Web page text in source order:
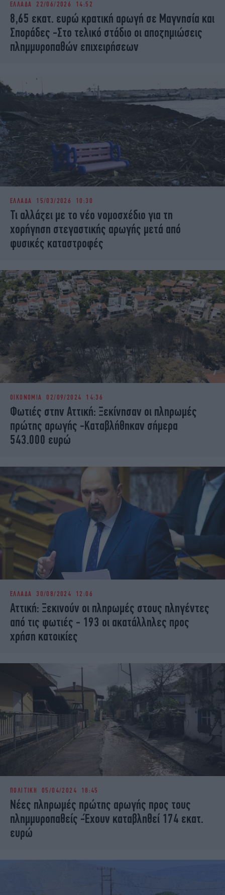
iBOOKS
OSCARS
THE OCEAN
MEDIA
ELAMEFORA
ΕΛΛΑΔΑ 22/06/2026 14:52
8,65 εκατ. ευρώ κρατική αρωγή σε Μαγνησία και
Σποράδες -Στο τελικό στάδιο οι αποζημιώσεις
πλημμυροπαθών επιχειρήσεων
ΕΛΛΑΔΑ 15/03/2026 10:30
Τι αλλάζει με το νέο νομοσχέδιο για τη
χορήγηση στεγαστικής αρωγής μετά από
φυσικές καταστροφές
ΟΙΚΟΝΟΜΙΑ 02/09/2024 14:36
Φωτιές στην Αττική: Ξεκίνησαν οι πληρωμές
πρώτης αρωγής -Καταβλήθηκαν σήμερα
543.000 ευρώ
ΕΛΛΑΔΑ 30/08/2024 12:06
Αττική: Ξεκινούν οι πληρωμές στους πληγέντες
από τις φωτιές - 193 οι ακατάλληλες προς
χρήση κατοικίες
ΠΟΛΙΤΙΚΗ 05/04/2024 18:45
Νέες πληρωμές πρώτης αρωγής προς τους
πλημμυροπαθείς -Έχουν καταβληθεί 174 εκατ.
ευρώ